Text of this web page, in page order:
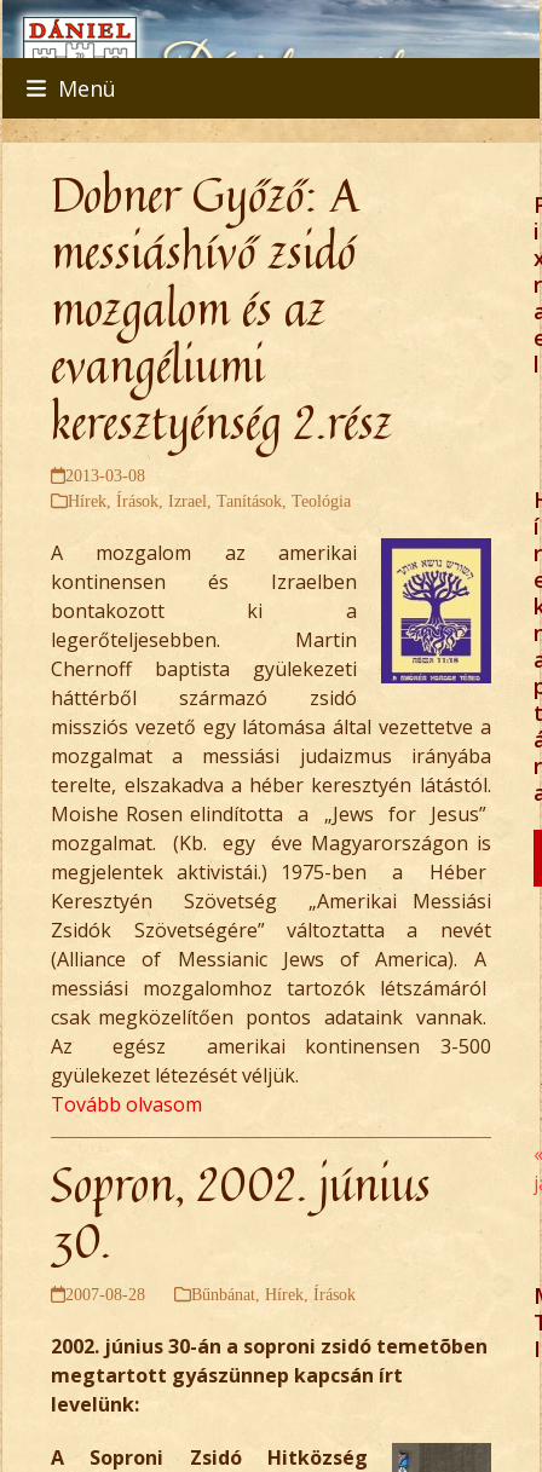
Skip
to
content
Menü
Dobner Győző: A
messiáshívő zsidó
mozgalom és az
evangéliumi
keresztyénség 2.rész
2013-03-08
Hírek,Írások,Izrael,Tanítások,Teológia
A mozgalom az amerikai
kontinensen és Izraelben
bontakozott ki a
legerőteljesebben. Martin
Chernoff baptista gyülekezeti
háttérből származó zsidó
missziós vezető egy látomása által vezettetve a
mozgalmat a messiási judaizmus irányába
terelte, elszakadva a héber keresztyén látástól.
Moishe Rosen elindította a „Jews for Jesus”
mozgalmat. (Kb. egy éve Magyarországon is
megjelentek aktivistái.) 1975-ben a Héber
Keresztyén Szövetség „Amerikai Messiási
Zsidók Szövetségére” változtatta a nevét
(Alliance of Messianic Jews of America). A
messiási mozgalomhoz tartozók létszámáról
csak megközelítően pontos adataink vannak.
Az egész amerikai kontinensen 3-500
gyülekezet létezését véljük.
Tovább olvasom
Sopron, 2002. június
30.
2007-08-28 Bűnbánat,Hírek,Írások
2002. június 30-án a soproni zsidó temetõben
megtartott gyászünnep kapcsán írt
levelünk:
A Soproni Zsidó Hitközség
i
r
l
í
r
t
r
«
I